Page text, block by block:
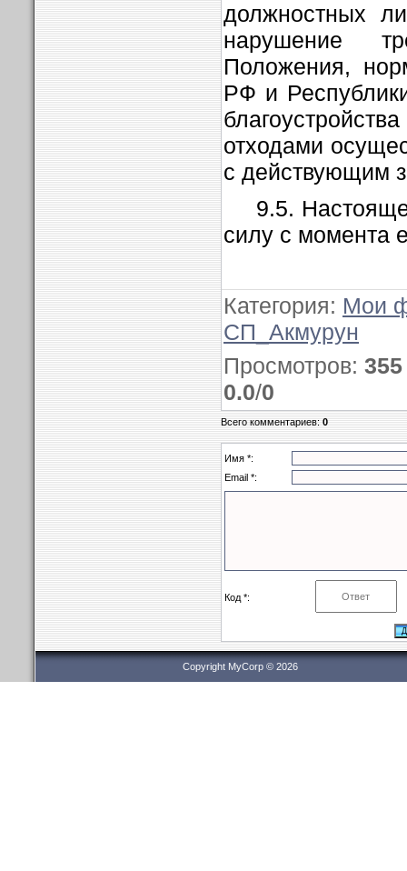
должностных
нарушение
Положения,
РФ и
отходами
с действующим
9.5.
силу с момента
Категория: Мои
СП_Акмурун
Просмотров: 355
0.0/0
Всего комментариев:0
Имя *:
Email *:
Код *:
Copyright MyCorp © 2026